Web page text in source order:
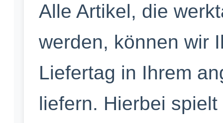
Alle Artikel, die
werden, können wir
Liefertag in Ihrem
liefern. Hierbei